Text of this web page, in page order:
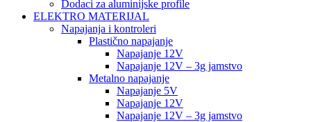
Dodaci za aluminijske profile
ELEKTRO MATERIJAL
Napajanja i kontroleri
Plastično napajanje
Napajanje 12V
Napajanje 12V – 3g jamstvo
Metalno napajanje
Napajanje 5V
Napajanje 12V
Napajanje 12V – 3g jamstvo